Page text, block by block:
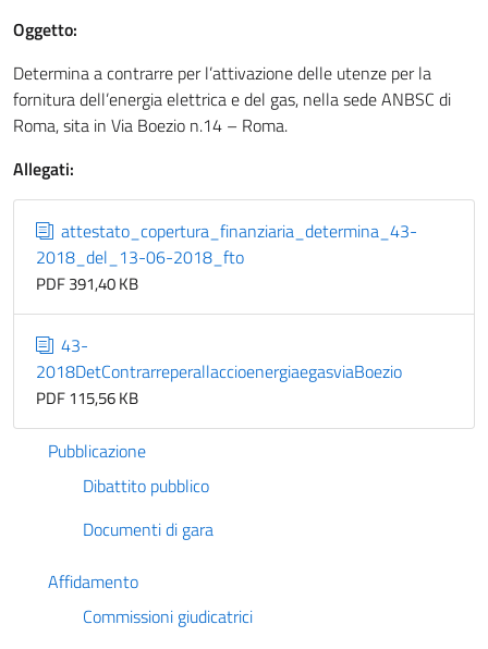
Oggetto:
Determina a contrarre per l’attivazione delle utenze per la
fornitura dell’energia elettrica e del gas, nella sede ANBSC di
Roma, sita in Via Boezio n.14 – Roma.
Allegati:
attestato_copertura_finanziaria_determina_43-
2018_del_13-06-2018_fto
PDF 391,40 KB
43-
2018DetContrarreperallaccioenergiaegasviaBoezio
PDF 115,56 KB
Pubblicazione
Dibattito pubblico
Documenti di gara
Affidamento
Commissioni giudicatrici